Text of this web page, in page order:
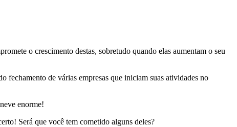
o crescimento destas, sobretudo quando elas aumentam o seu
fechamento de várias empresas que iniciam suas atividades no
enorme!
Será que você tem cometido alguns deles?